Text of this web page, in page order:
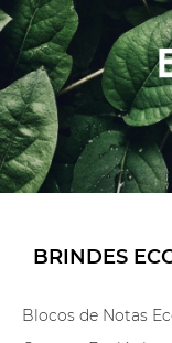
BRINDES
Blocos de Notas